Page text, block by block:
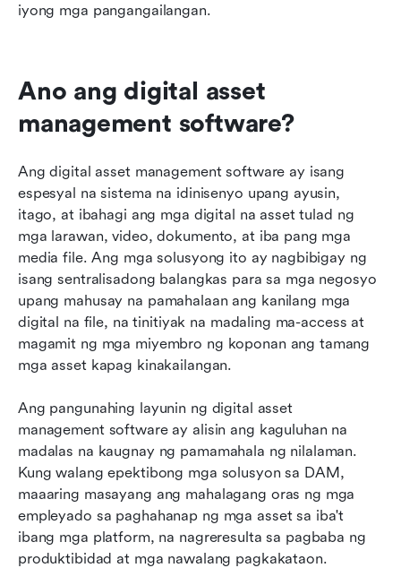
iyong mga pangangailangan.
Ano ang digital asset
management software?
Ang digital asset management software ay isang
espesyal na sistema na idinisenyo upang ayusin,
itago, at ibahagi ang mga digital na asset tulad ng
mga larawan, video, dokumento, at iba pang mga
media file. Ang mga solusyong ito ay nagbibigay ng
isang sentralisadong balangkas para sa mga negosyo
upang mahusay na pamahalaan ang kanilang mga
digital na file, na tinitiyak na madaling ma-access at
magamit ng mga miyembro ng koponan ang tamang
mga asset kapag kinakailangan.
Ang pangunahing layunin ng digital asset
management software ay alisin ang kaguluhan na
madalas na kaugnay ng pamamahala ng nilalaman.
Kung walang epektibong mga solusyon sa DAM,
maaaring masayang ang mahalagang oras ng mga
empleyado sa paghahanap ng mga asset sa iba't
ibang mga platform, na nagreresulta sa pagbaba ng
produktibidad at mga nawalang pagkakataon.